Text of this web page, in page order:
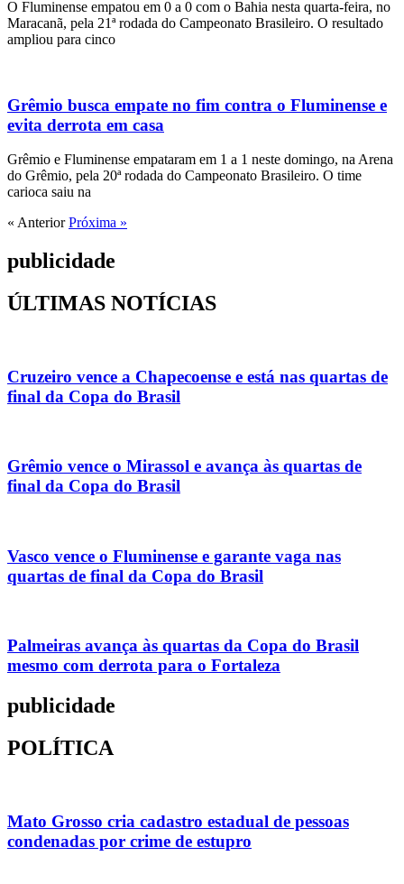
O Fluminense empatou em 0 a 0 com o Bahia nesta quarta-feira, no
Maracanã, pela 21ª rodada do Campeonato Brasileiro. O resultado
ampliou para cinco
Grêmio busca empate no fim contra o Fluminense e
evita derrota em casa
Grêmio e Fluminense empataram em 1 a 1 neste domingo, na Arena
do Grêmio, pela 20ª rodada do Campeonato Brasileiro. O time
carioca saiu na
« Anterior Próxima »
publicidade
ÚLTIMAS NOTÍCIAS
Cruzeiro vence a Chapecoense e está nas quartas de
final da Copa do Brasil
Grêmio vence o Mirassol e avança às quartas de
final da Copa do Brasil
Vasco vence o Fluminense e garante vaga nas
quartas de final da Copa do Brasil
Palmeiras avança às quartas da Copa do Brasil
mesmo com derrota para o Fortaleza
publicidade
POLÍTICA
Mato Grosso cria cadastro estadual de pessoas
condenadas por crime de estupro